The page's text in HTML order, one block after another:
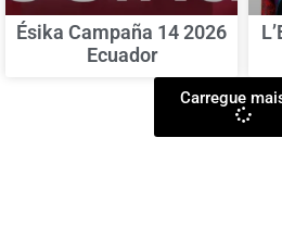
Ésika Campaña 14 2026
Ecuador
Carregue